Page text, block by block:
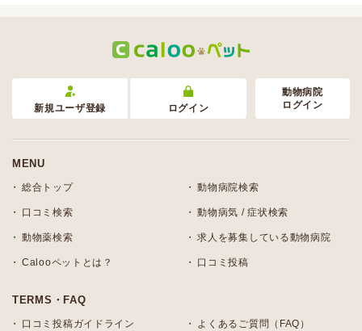
新規ユーザ登録 ログイン
動物病院
ログイン
MENU
総合トップ 動物病院検索
口コミ検索 動物病気 / 症状検索
動物薬検索 求人を募集している動物病院
Calooペットとは？ 口コミ投稿
TERMS・FAQ
口コミ投稿ガイドライン よくあるご質問（FAQ）